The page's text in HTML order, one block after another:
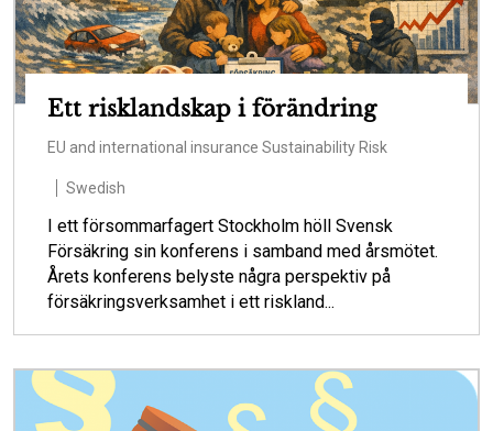
Ett risklandskap i förändring
EU and international insurance Sustainability Risk
Swedish
I ett försommarfagert Stockholm höll Svensk
Försäkring sin konferens i samband med årsmötet.
Årets konferens belyste några perspektiv på
försäkringsverksamhet i ett riskland...